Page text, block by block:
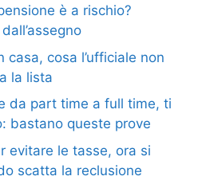
è a rischio?
casa, cosa l’ufficiale non
la lista
da part time a full time, ti
bastano queste prove
evitare le tasse, ora si
scatta la reclusione